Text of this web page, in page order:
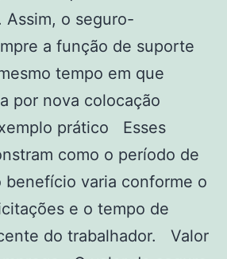
Assim, o seguro-
a função de suporte
tempo em que
por nova colocação
prático Esses
como o período de
benefício varia conforme o
e o tempo de
do trabalhador. Valor